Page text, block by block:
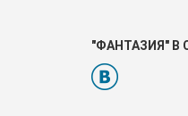
"ФАНТАЗИЯ" В